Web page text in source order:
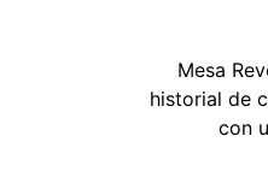
Mesa
historial de
con